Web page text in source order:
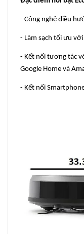
- Công nghệ điều
- Làm sạch tối ưu
- Kết nối tương tác
Google Home và
- Kết nối